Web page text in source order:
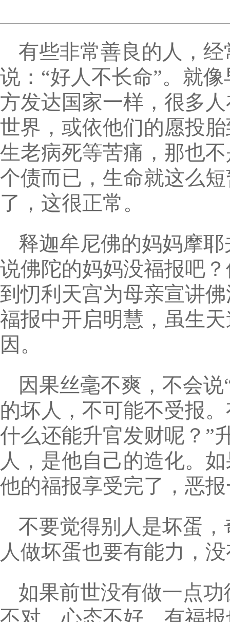
有些非常善良的人，
说：“好人不长命”。就
方发达国家一样，很多
世界，或依他们的愿投
生老病死等苦痛，那也
个债而已，生命就这么
了，这很正常。
释迦牟尼佛的妈妈摩
说佛陀的妈妈没福报吧
到忉利天宫为母亲宣讲
福报中开启明慧，虽生
因。
因果丝毫不爽，不会
的坏人，不可能不受报
什么还能升官发财呢？”
人，是他自己的造化。
他的福报享受完了，恶
不要觉得别人是坏蛋
人做坏蛋也要有能力，
如果前世没有做一点